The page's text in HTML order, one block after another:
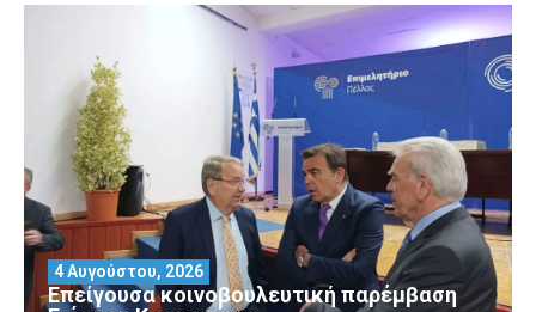
Επείγουσα κοινοβουλευτική παρέμβαση
4 Αυγούστου, 2026